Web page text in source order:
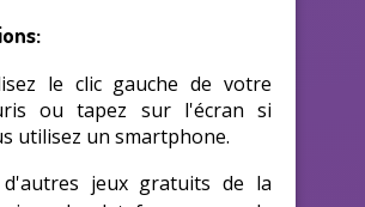
le clic gauche de votre
ou tapez sur l'écran si
utilisez un smartphone.
d'autres jeux gratuits de la